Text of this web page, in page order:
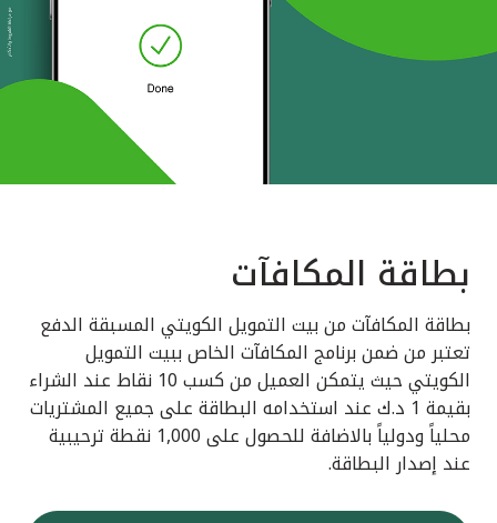
بطاقة المكافآت
بطاقة المكافآت من بيت التمويل الكويتي المسبقة الدفع
تعتبر من ضمن برنامج المكافآت الخاص ببيت التمويل
الكويتي حيث يتمكن العميل من كسب 10 نقاط عند الشراء
بقيمة 1 د.ك عند استخدامه البطاقة على جميع المشتريات
محلياً ودولياً بالاضافة للحصول على 1,000 نقطة ترحيبية
عند إصدار البطاقة.